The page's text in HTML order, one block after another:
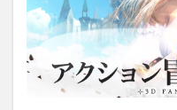
ール
の大
きい
観！